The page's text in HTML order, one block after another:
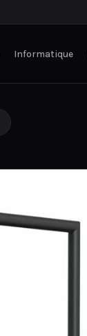
Informatique